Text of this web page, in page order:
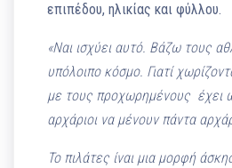
επιπέδου, ηλικίας και φύλλου.
«Ναι ισχύει αυτό. Βάζω τους
υπόλοιπο κόσμο. Γιατί
με τους προχωρημένους έχει
αρχάριοι να μένουν πάντα
Το πιλάτες ίναι μια μορφή